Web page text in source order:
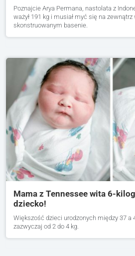
Poznajcie Arya Permana, nastolata z
ważył 191 kg i musiał myć się na
skonstruowanym basenie.
Mama z Tennessee wita 6-
dziecko!
Większość dzieci urodzonych między 37 a
zazwyczaj od 2 do 4 kg.